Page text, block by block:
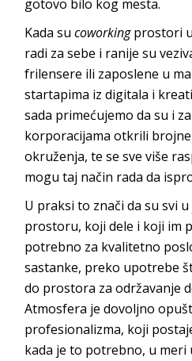
gotovo bilo kog mesta.
Kada sucoworkingprostori
radi za sebe i ranije su
frilensere ili zaposlene u
startapima iz digitala i
sada primećujemo da su i
korporacijama otkrili
okruženja, te se sve više
mogu taj način rada da
U praksi to znači da su svi
prostoru, koji dele i koji im
potrebno za kvalitetno
sastanke, preko upotrebe
do prostora za održavanje
Atmosfera je dovoljno
profesionalizma, koji
kada je to potrebno, u meri